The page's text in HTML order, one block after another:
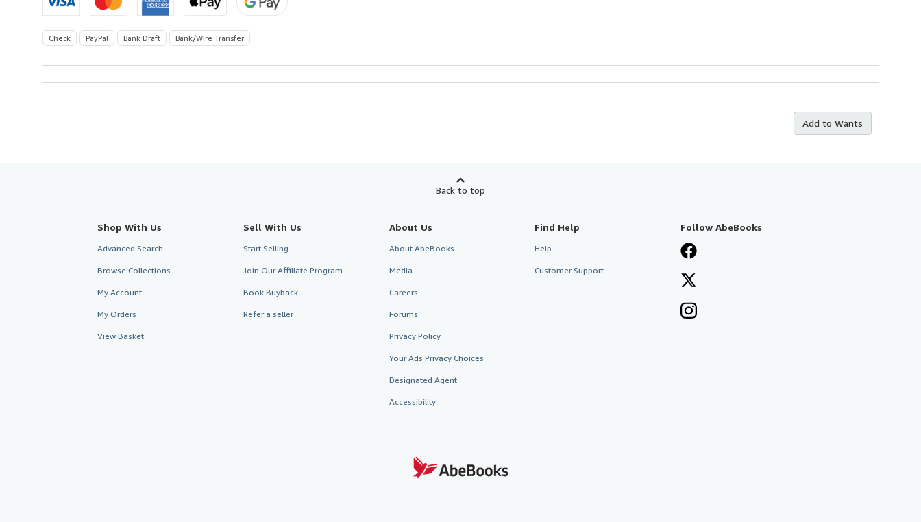
Check PayPal Bank Draft Bank/Wire Transfer
Add to Wants
Back to top
Shop With Us
Advanced Search
Browse Collections
My Account
My Orders
View Basket
Sell With Us
Start Selling
Join Our Affiliate Program
Book Buyback
Refer a seller
About Us
About AbeBooks
Media
Careers
Forums
Privacy Policy
Your Ads Privacy Choices
Designated Agent
Accessibility
Find Help
Help
Customer Support
Follow AbeBooks